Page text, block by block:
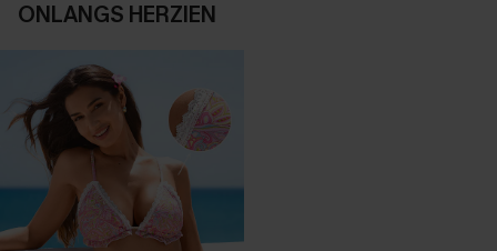
ONLANGS HERZIEN